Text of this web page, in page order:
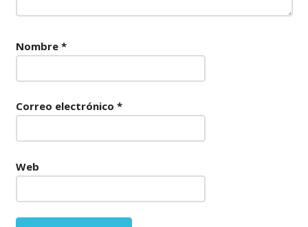
Nombre *
Correo electrónico *
Web